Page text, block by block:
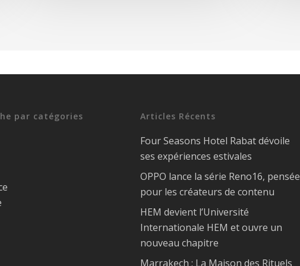
par catégories Articles Récents
Four Seasons Hotel Rabat dévoile
ses expériences estivales
OPPO lance la série Reno16, pensée
pour les créateurs de contenu
HEM devient l’Université
Internationale HEM et ouvre un
nouveau chapitre
Marrakech : La Maison des Rituels